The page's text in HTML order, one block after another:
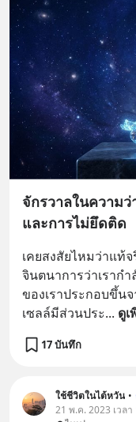
จักรวาลในความว่
และการไม่ยึดติด
เคยสงสัยไหมว่าแท้จ
จินตนาการว่าเราก
ของเราประกอบขึ้น
เซลล์มีส่วนประ... ดูเ
17 บันทึก
ใช้ชีวิตในไต้หวัน •
21 พ.ค. 2023 เวล